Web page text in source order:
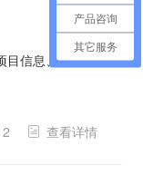
目信息、购买产品
查看详情
产品咨询
其它服务